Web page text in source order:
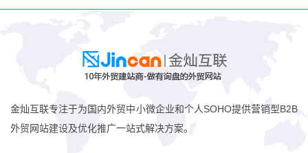
金灿互联专注于为国内外贸中小微企业和个人SOHO提供营销型B2B
外贸网站建设及优化推广一站式解决方案。